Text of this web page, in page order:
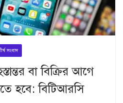
সংবাদ
বা বিক্রির আগে
হবে: বিটিআরসি